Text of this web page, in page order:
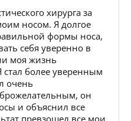
хирурга за
носом. Я долгое
формы носа,
себя уверенно в
моя жизнь
более уверенным
очень
он
и объяснил все
превзошел все мои